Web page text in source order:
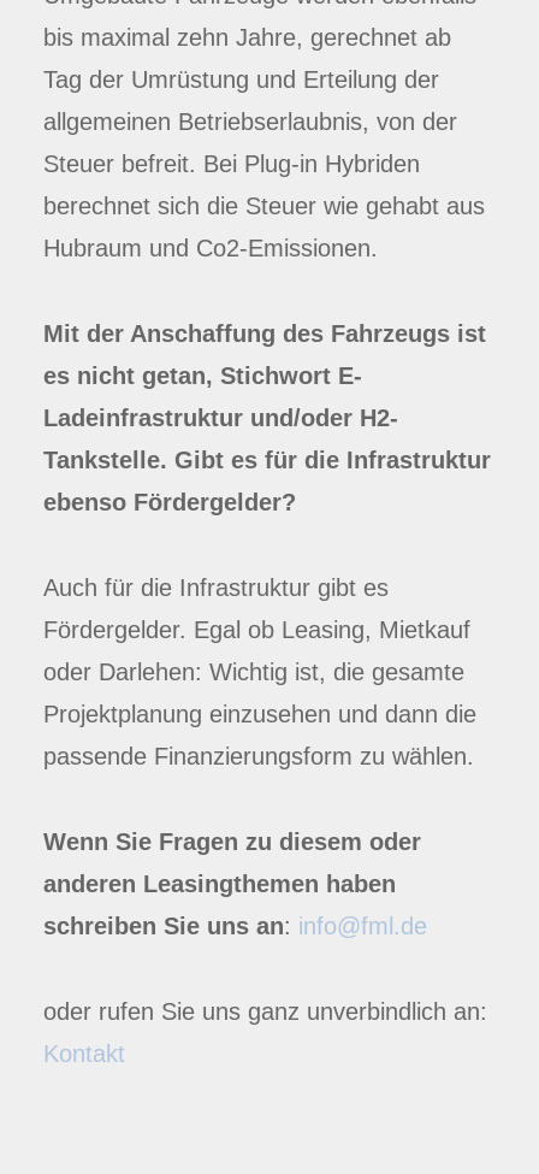
bis maximal zehn Jahre, gerechnet ab
Tag der Umrüstung und Erteilung der
allgemeinen Betriebserlaubnis, von der
Steuer befreit. Bei Plug-in Hybriden
berechnet sich die Steuer wie gehabt aus
Hubraum und Co2-Emissionen.
Mit der Anschaffung des Fahrzeugs ist
es nicht getan, Stichwort E-
Ladeinfrastruktur und/oder H2-
Tankstelle. Gibt es für die Infrastruktur
ebenso Fördergelder?
Auch für die Infrastruktur gibt es
Fördergelder. Egal ob Leasing, Mietkauf
oder Darlehen: Wichtig ist, die gesamte
Projektplanung einzusehen und dann die
passende Finanzierungsform zu wählen.
Wenn Sie Fragen zu diesem oder
anderen Leasingthemen haben
schreiben Sie uns an: info@fml.de
oder rufen Sie uns ganz unverbindlich an:
Kontakt